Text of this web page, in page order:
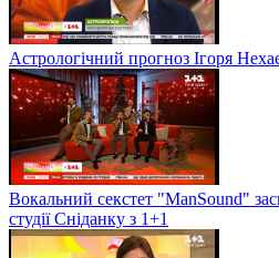
Астрологічний прогноз Ігоря
Вокальний секстет "ManSound"
студії Сніданку з 1+1